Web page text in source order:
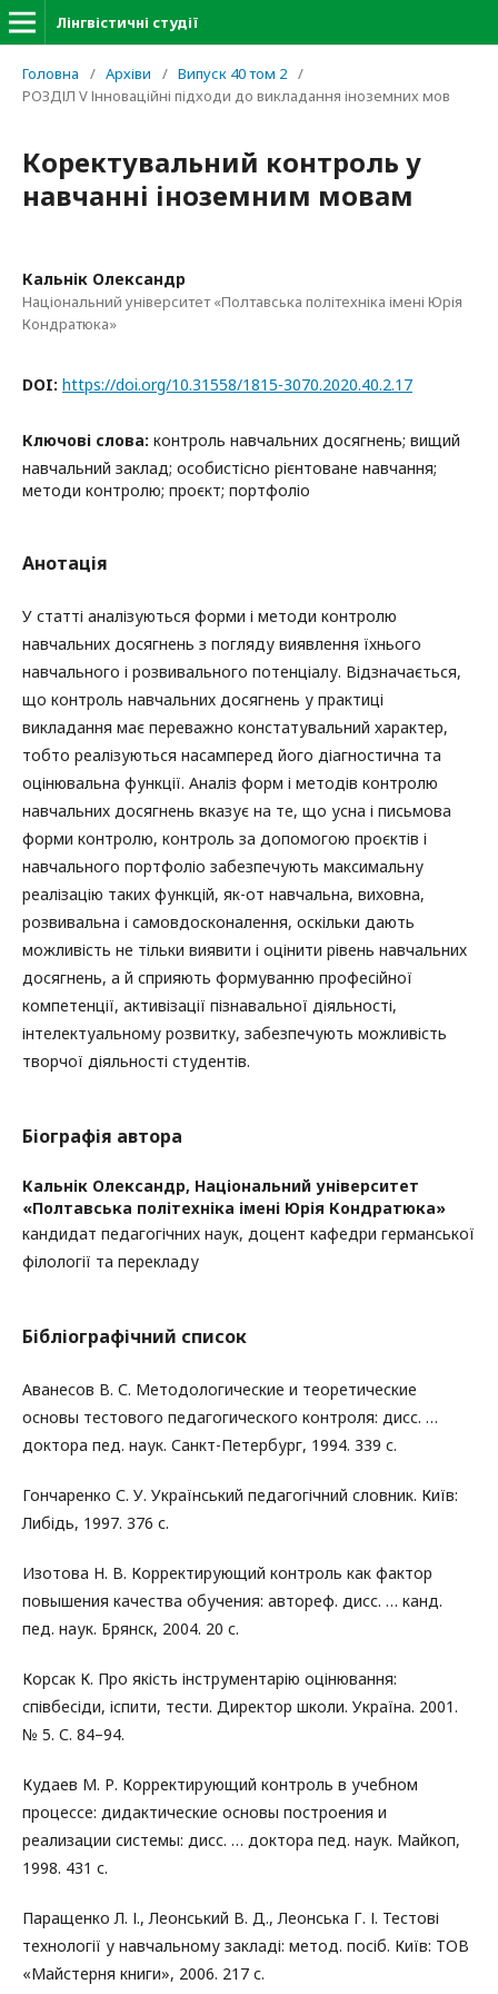
Лінгвістичні студії
Головна / Архіви / Випуск 40 том 2 /
РОЗДІЛ V Інноваційні підходи до викладання іноземних мов
Коректувальний контроль у
навчанні іноземним мовам
Кальнік Олександр
Національний університет «Полтавська політехніка імені Юрія
Кондратюка»
DOI: https://doi.org/10.31558/1815-3070.2020.40.2.17
Ключові слова: контроль навчальних досягнень; вищий
навчальний заклад; особистісно рієнтоване навчання;
методи контролю; проєкт; портфоліо
Анотація
У статті аналізуються форми і методи контролю
навчальних досягнень з погляду виявлення їхнього
навчального і розвивального потенціалу. Відзначається,
що контроль навчальних досягнень у практиці
викладання має переважно констатувальний характер,
тобто реалізуються насамперед його діагностична та
оцінювальна функції. Аналіз форм і методів контролю
навчальних досягнень вказує на те, що усна і письмова
форми контролю, контроль за допомогою проєктів і
навчального портфоліо забезпечують максимальну
реалізацію таких функцій, як-от навчальна, виховна,
розвивальна і самовдосконалення, оскільки дають
можливість не тільки виявити і оцінити рівень навчальних
досягнень, а й сприяють формуванню професійної
компетенції, активізації пізнавальної діяльності,
інтелектуальному розвитку, забезпечують можливість
творчої діяльності студентів.
Біографія автора
Кальнік Олександр, Національний університет
«Полтавська політехніка імені Юрія Кондратюка»
кандидат педагогічних наук, доцент кафедри германської
філології та перекладу
Бібліографічний список
Аванесов В. С. Методологические и теоретические
основы тестового педагогического контроля: дисс. …
доктора пед. наук. Санкт-Петербург, 1994. 339 с.
Гончаренко С. У. Український педагогічний словник. Київ:
Либідь, 1997. 376 с.
Изотова Н. В. Корректирующий контроль как фактор
повышения качества обучения: автореф. дисс. … канд.
пед. наук. Брянск, 2004. 20 с.
Корсак К. Про якість інструментарію оцінювання:
співбесіди, іспити, тести. Директор школи. Україна. 2001.
№ 5. С. 84–94.
Кудаев М. Р. Корректирующий контроль в учебном
процессе: дидактические основы построения и
реализации системы: дисс. … доктора пед. наук. Майкоп,
1998. 431 с.
Паращенко Л. І., Леонський В. Д., Леонська Г. І. Тестові
технології у навчальному закладі: метод. посіб. Київ: ТОВ
«Майстерня книги», 2006. 217 с.